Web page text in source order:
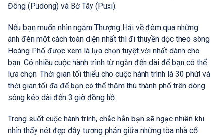
Đông (Pudong) và Bờ Tây (Puxi).
Nếu bạn muốn nhìn ngắm Thượng Hải về đêm qua những
ánh đèn một cách toàn diện nhất thì đi thuyền dọc theo sông
Hoàng Phố được xem là lựa chọn tuyệt vời nhất dành cho
bạn. Có nhiều cuộc hành trình từ ngắn đến dài để bạn có thể
lựa chọn. Thời gian tối thiểu cho cuộc hành trình là 30 phút và
thời gian tối đa để bạn có thể thăm thú thành phố trên dòng
sông kéo dài đến 3 giờ đồng hồ.
Trong suốt cuộc hành trình, chắc hẳn bạn sẽ ngạc nhiên khi
nhìn thấy nét đẹp đầy tương phản giữa những tòa nhà cổ